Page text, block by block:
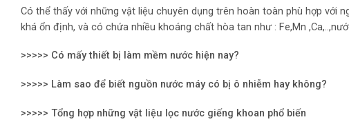
Có thể thấy với những vật liệu chuyên dụng trên hoàn toàn phù hợp với
khá ổn định, và có chứa nhiều khoáng chất hòa tan như : Fe,Mn
>>>>> Có mấy thiết bị làm mềm nước hiện nay?
>>>>> Làm sao để biết nguồn nước máy có bị ô nhiễm hay không?
>>>>> Tổng hợp những vật liệu lọc nước giếng khoan phổ biến